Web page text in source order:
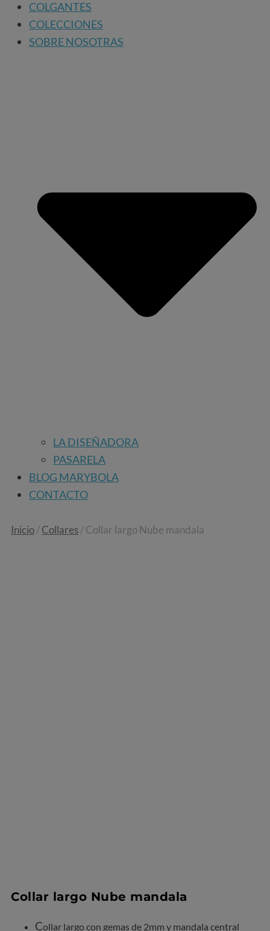
COLGANTES
COLECCIONES
SOBRE NOSOTRAS
LA DISEÑADORA
PASARELA
BLOG MARYBOLA
CONTACTO
Inicio/ Collares/ Collar largo Nube mandala
Collar largo Nube mandala
Collar largo con gemas de 2mm y mandala central